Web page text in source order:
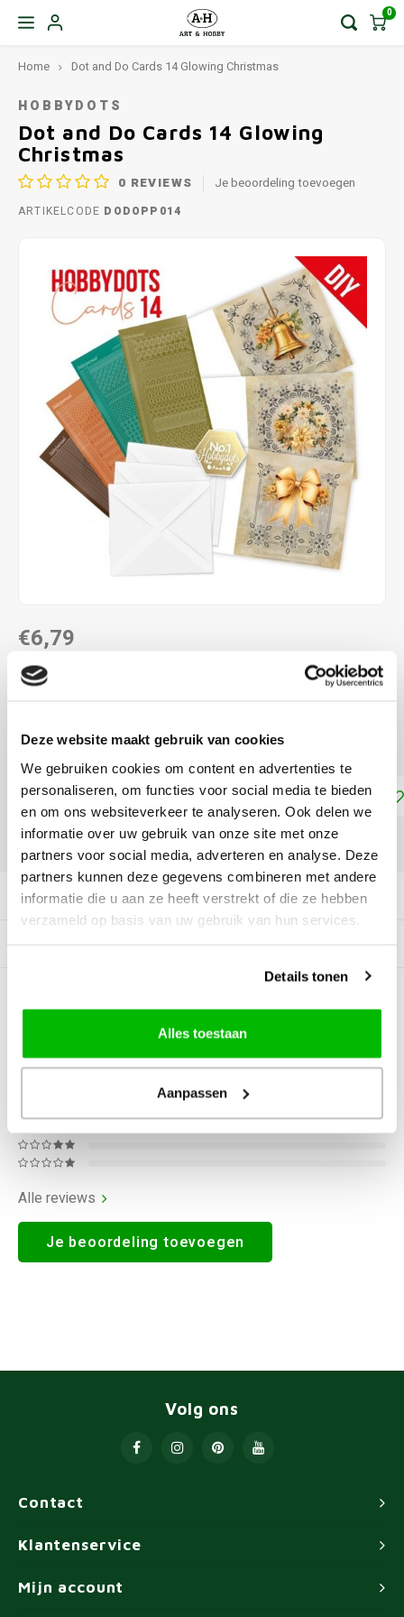
Deze website maakt gebruik van cookies
We gebruiken cookies om content en advertenties te
personaliseren, om functies voor social media te bieden
en om ons websiteverkeer te analyseren. Ook delen we
informatie over uw gebruik van onze site met onze
partners voor social media, adverteren en analyse. Deze
partners kunnen deze gegevens combineren met andere
informatie die u aan ze heeft verstrekt of die ze hebben
verzameld op basis van uw gebruik van hun services.
Details tonen
Alles toestaan
Aanpassen
0
Home Dot and Do Cards 14 Glowing Christmas
HOBBYDOTS
Dot and Do Cards 14 Glowing
Christmas
0 REVIEWS Je beoordeling toevoegen
ARTIKELCODE DODOPP014
€6,79
NIET LEVERBAAR
meer
Toevoegen aan winkelwagen
Productomschrijving
0Reviews
Alle reviews
Je beoordeling toevoegen
Contact
Volg ons
Klantenservice
Mijn account